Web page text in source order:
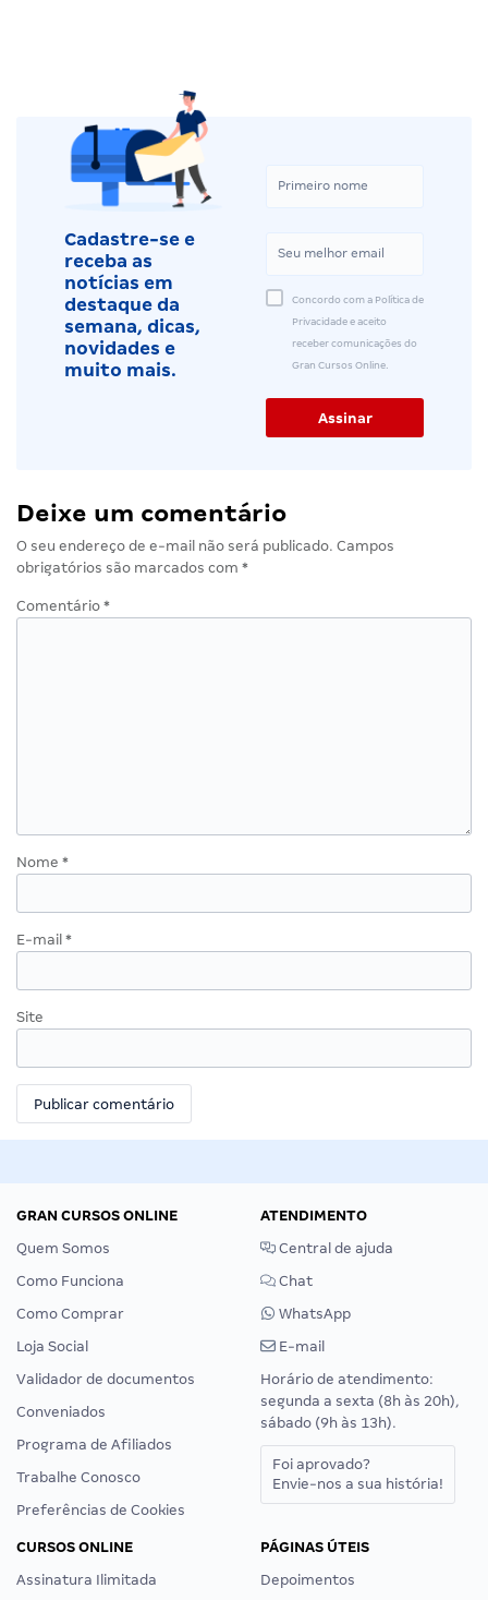
Cadastre-se e
receba as
notícias em
destaque da
semana, dicas,
novidades e
muito mais.
Concordo com a Política de
Privacidade e aceito
receber comunicações do
Gran Cursos Online.
Deixe um comentário
O seu endereço de e-mail não será publicado. Campos
obrigatórios são marcados com *
Comentário *
Nome *
E-mail *
Site
GRAN CURSOS ONLINE
Quem Somos
Como Funciona
Como Comprar
Loja Social
Validador de documentos
Conveniados
Programa de Afiliados
Trabalhe Conosco
Preferências de Cookies
ATENDIMENTO
Central de ajuda
Chat
WhatsApp
E-mail
Horário de atendimento:
segunda a sexta (8h às 20h),
sábado (9h às 13h).
Foi aprovado?
Envie-nos a sua história!
CURSOS ONLINE
Assinatura Ilimitada
PÁGINAS ÚTEIS
Depoimentos